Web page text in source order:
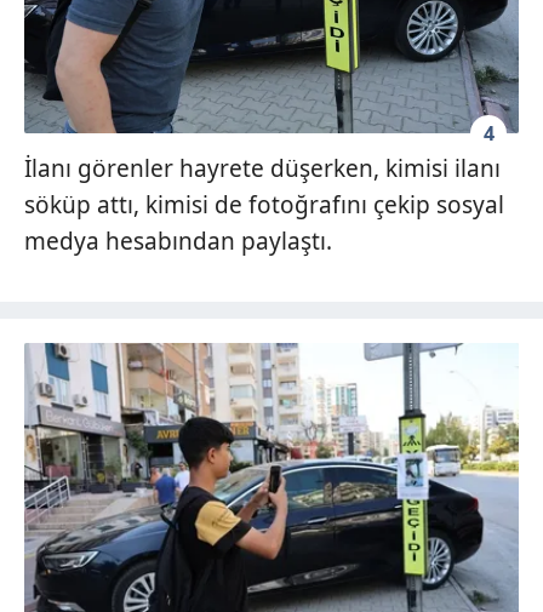
4
İlanı görenler hayrete düşerken, kimisi ilanı
söküp attı, kimisi de fotoğrafını çekip sosyal
medya hesabından paylaştı.